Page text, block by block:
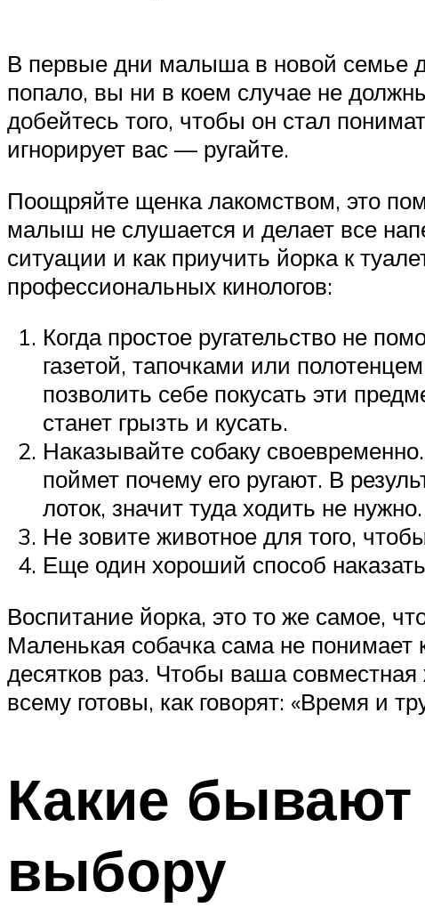
В первые дни малыша в новой семье
попало, вы ни в коем случае не
добейтесь того, чтобы он стал
игнорирует вас — ругайте.
Поощряйте щенка лакомством, это
малыш не слушается и делает все
ситуации и как приучить йорка к
профессиональных кинологов:
Когда простое ругательство не
газетой, тапочками или
позволить себе покусать эти
станет грызть и кусать.
Наказывайте собаку
поймет почему его ругают. В
лоток, значит туда ходить не нужно.
Не зовите животное для того,
Еще один хороший способ
Воспитание йорка, это то же самое,
Маленькая собачка сама не понимает
десятков раз. Чтобы ваша
всему готовы, как говорят: «Время и
Какие
выбору